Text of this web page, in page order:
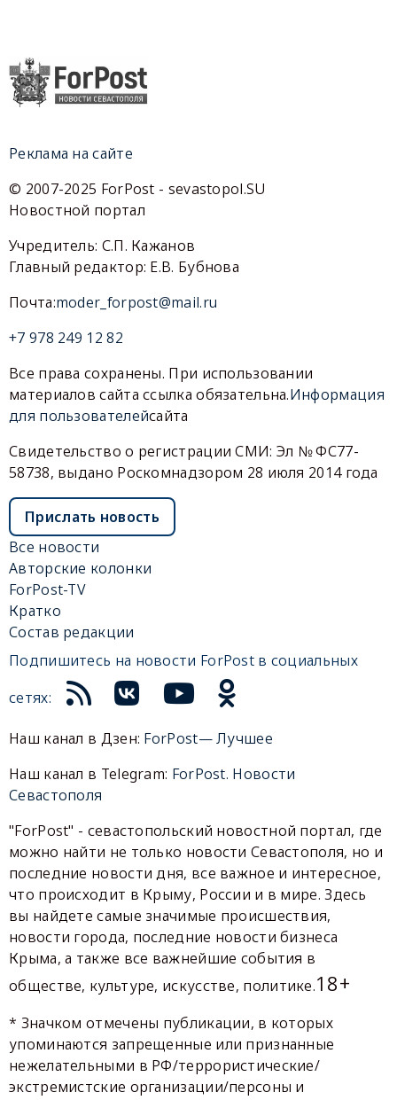
Реклама на сайте
© 2007-2025 ForPost - sevastopol.SU
Новостной портал
Учредитель: С.П. Кажанов
Главный редактор: Е.В. Бубнова
Почта:moder_forpost@mail.ru
+7 978 249 12 82
Все права сохранены. При использовании
материалов сайта ссылка обязательна.Информация
для пользователейсайта
Свидетельство о регистрации СМИ: Эл № ФС77-
58738, выдано Роскомнадзором 28 июля 2014 года
Прислать новость
Все новости
Авторские колонки
ForPost-TV
Кратко
Состав редакции
Подпишитесь на новости ForPost в социальных
сетях:
Наш канал в Дзен: ForPost— Лучшее
Наш канал в Telegram: ForPost. Новости
Севастополя
"ForPost" - севастопольский новостной портал, где
можно найти не только новости Севастополя, но и
последние новости дня, все важное и интересное,
что происходит в Крыму, России и в мире. Здесь
вы найдете самые значимые происшествия,
новости города, последние новости бизнеса
Крыма, а также все важнейшие события в
обществе, культуре, искусстве, политике.18+
* Значком отмечены публикации, в которых
упоминаются запрещенные или признанные
нежелательными в РФ/террористические/
экстремистские организации/персоны и